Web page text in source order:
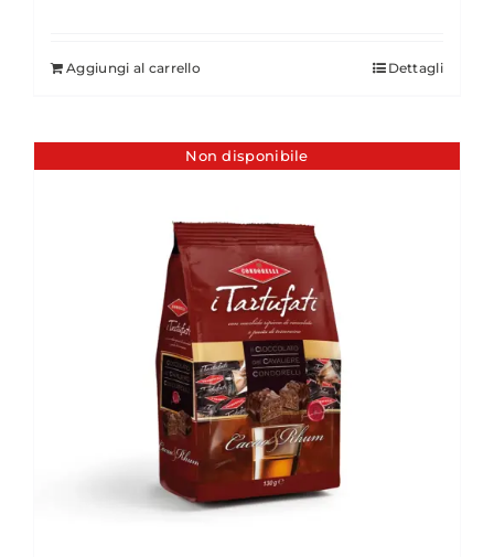
Aggiungi al carrello Dettagli
Non disponibile